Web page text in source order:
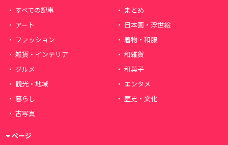
すべての記事
まとめ
アート
日本画・浮世絵
ファッション
着物・和服
雑貨・インテリア
和雑貨
グルメ
和菓子
観光・地域
エンタメ
暮らし
歴史・文化
古写真
ページ